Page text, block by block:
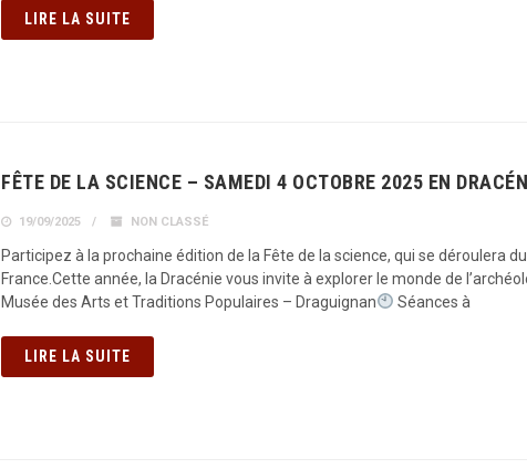
LIRE LA SUITE
FÊTE DE LA SCIENCE – SAMEDI 4 OCTOBRE 2025 EN
19/09/2025 NON CLASSÉ
Participez à la prochaine édition de la Fête de la science, qui se déroulera
France.Cette année, la Dracénie vous invite à explorer le monde de
Musée des Arts et Traditions Populaires – Draguignan
Séances à
LIRE LA SUITE